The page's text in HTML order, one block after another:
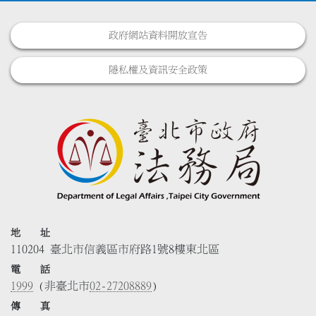
政府網站資料開放宣告
隱私權及資訊安全政策
地 址
110204 臺北市信義區市府路1號8樓東北區
電 話
1999 (非臺北市02-27208889)
傳 真